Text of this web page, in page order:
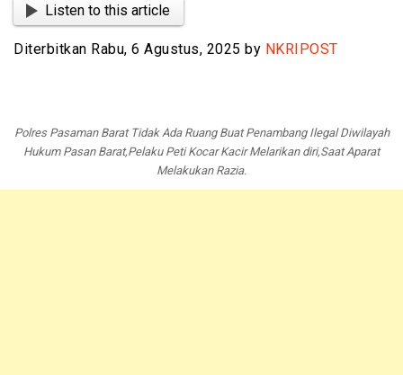
Listen to this article
Diterbitkan Rabu, 6 Agustus, 2025 by NKRIPOST
Polres Pasaman Barat Tidak Ada Ruang Buat Penambang Ilegal Diwilayah
Hukum Pasan Barat,Pelaku Peti Kocar Kacir Melarikan diri,Saat Aparat
Melakukan Razia.